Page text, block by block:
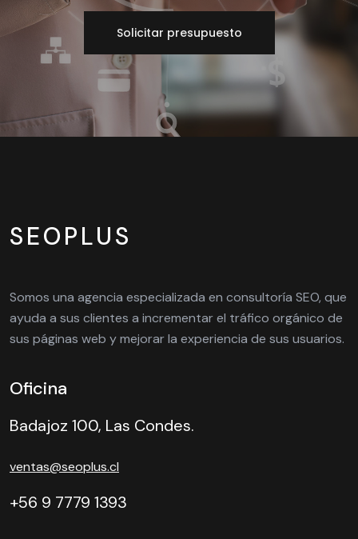
Solicitar presupuesto
SEOPLUS
Somos una agencia especializada en consultoría SEO, que
ayuda a sus clientes a incrementar el tráfico orgánico de
sus páginas web y mejorar la experiencia de sus usuarios.
Oficina
Badajoz 100, Las Condes.
ventas@seoplus.cl
+56 9 7779 1393